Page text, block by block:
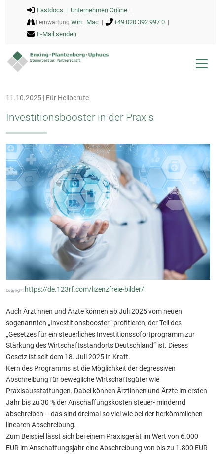
Fastdocs | Unternehmen Online|
Fernwartung Win| Mac| +49 020 392 997 0|
E-Mail senden
11.10.2025 | Für Heilberufe
Investitionsbooster in der Praxis
Copyright: https://de.123rf.com/lizenzfreie-bilder/
Auch Ärztinnen und Ärzte können ab Juli 2025 vom neuen
sogenannten „Investitionsbooster“ profitieren, der Teil des
„Gesetzes für ein steuerliches Investitionssofortprogramm zur
Stärkung des Wirtschaftsstandorts Deutschland“ ist. Dieses
Gesetz ist seit dem 18. Juli 2025 in Kraft.
Kern des Programms ist die Möglichkeit der degressiven
Abschreibung für bewegliche Wirtschaftsgüter wie
Praxisausstattungen. Dabei können Ärztinnen und Ärzte im ersten
Jahr bis zu 30 % der Anschaffungskosten steuer- mindernd
abschreiben – das sind dreimal so viel wie bei der herkömmlichen
linearen Abschreibung.
Zum Beispiel lässt sich bei einem Praxisgerät im Wert von 6.000
EUR im Anschaffungsjahr eine Abschreibung von bis zu 1.800 EUR